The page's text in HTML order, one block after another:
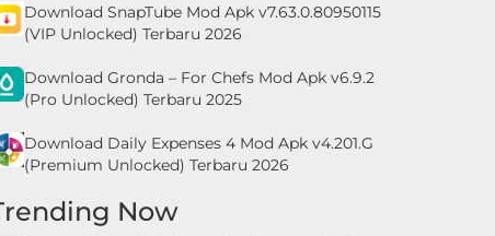
Download SnapTube Mod Apk v7.63.0.80950115
(VIP Unlocked) Terbaru 2026
Download Gronda – For Chefs Mod Apk v6.9.2
(Pro Unlocked) Terbaru 2025
Download Daily Expenses 4 Mod Apk v4.201.G
(Premium Unlocked) Terbaru 2026
Now